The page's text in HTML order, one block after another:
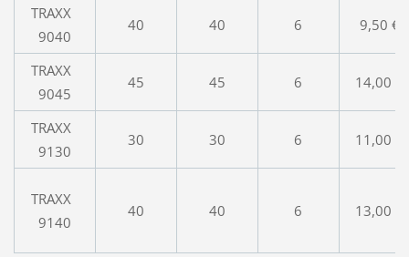
TRAXX
9040
40 40 6 9,50 €
TRAXX
9045
45 45 6 14,00 €
TRAXX
9130
30 30 6 11,00 €
TRAXX
9140
40 40 6 13,00 €